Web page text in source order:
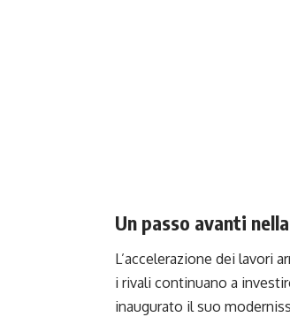
Un passo avanti
L’accelerazione dei lavori
i rivali continuano a
inaugurato il suo